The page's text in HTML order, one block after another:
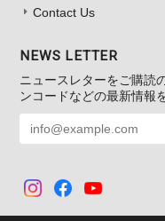
Contact Us
NEWS LETTER
ニュースレターをご購読
ンコードなどの最新情報